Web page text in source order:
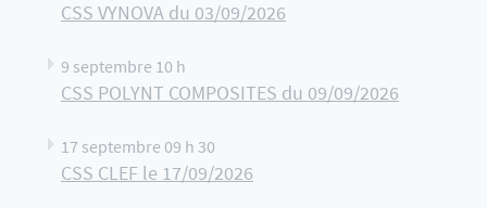
CSS VYNOVA du 03/09/2026
9 septembre 10 h
CSS POLYNT COMPOSITES du 09/09/2026
17 septembre 09 h 30
CSS CLEF le 17/09/2026